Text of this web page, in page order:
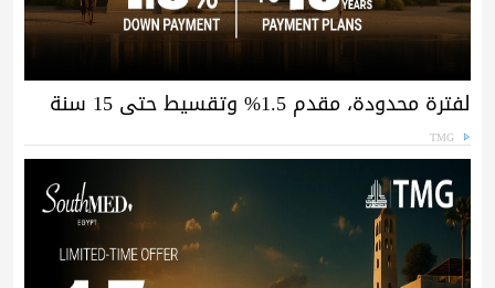
لفترة محدودة، مقدم 1.5% وتقسيط حتى 15 سنة
TMG